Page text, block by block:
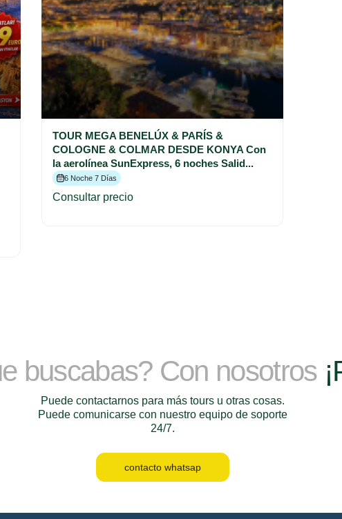
TOUR MEGA BENELÚX & PARÍS &
COLOGNE & COLMAR DESDE KONYA Con
la aerolínea SunExpress, 6 noches Salid...
6 Noche 7 Días
Consultar precio
buscabas? Con nosotros
Puede contactarnos para más tours u otras cosas.
Puede comunicarse con nuestro equipo de soporte
24/7.
contacto whatsap